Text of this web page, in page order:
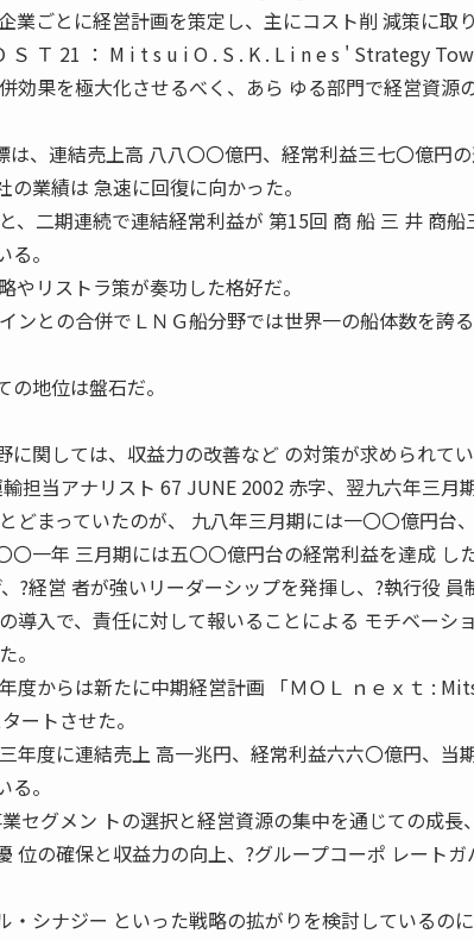
業ごとに経営計画を策定し、主にコスト削 減策に取り
Ｓ Ｔ 21 ： M i t s u i O . S . K . L i n e s ' Strategy
効果を極大化させるべく、あら ゆる部門で経営資源
、連結売上高 八八〇〇億円、経常利益三七〇億円の
業績は 急速に回復に向かった。
、二期連続で連結経常利益が 第15回 商 船 三 井 商
。
やリストラ策が奏功した格好だ。
ンとの合併でＬＮＧ船分野では世界一の船体数を誇
地位は盤石だ。
関しては、収益力の改善など の対策が求められてい
担当アナリスト 67 JUNE 2002 赤字、翌九六年三月
どまっていたのが、 九八年三月期には一〇〇億円台
一年 三月期には五〇〇億円台の経常利益を達成 した
?経営 者が強いリーダーシップを発揮し、?執行役 員
導入で、責任に対して報いることによる モチベーシ
。
度からは新たに中期経営計画 「ＭＯＬ ｎｅｘｔ :
ートさせた。
年度に連結売上 高一兆円、経常利益六六〇億円、当
。
セグメン トの選択と経営資源の集中を通じての成長
の確保と収益力の向上、?グループコーポ レートガ
・シナジー といった戦略の拡がりを検討しているの